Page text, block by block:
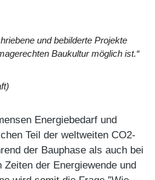
und bebilderte Projekte
Baukultur möglich ist.“
Energiebedarf und
Teil der weltweiten CO2-
der Bauphase als auch bei
der Energiewende und